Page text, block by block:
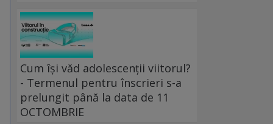
Cum își văd adolescenții viitorul?
- Termenul pentru înscrieri s-a
prelungit până la data de 11
OCTOMBRIE